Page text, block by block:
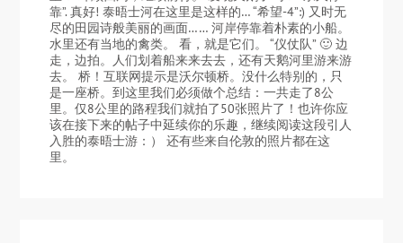
靠”. 真好! 泰晤士河在这里是这样的… “希望-4”:) 又时无
尽的田园诗般美丽的画面…… 河岸停靠着朴素的小船。
水里还有当地的禽类。 看，就是它们。 “仪仗队” 🙂 边
走，边拍。人们划着船来来去去，还有天鹅河里游来游
去。 桥！互联网提示是沃尔顿桥。没什么特别的，只
是一座桥。到这里我们必须做个总结：一共走了8公
里。仅8公里的路程我们就拍了50张照片了！也许你应
该在接下来的帖子中延续你的乐趣，继续阅读这段引人
入胜的泰晤士游：） 还有些来自伦敦的照片都在这
里。